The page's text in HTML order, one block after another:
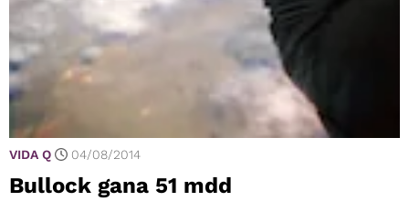
VIDA Q 04/08/2014
Bullock gana 51 mdd